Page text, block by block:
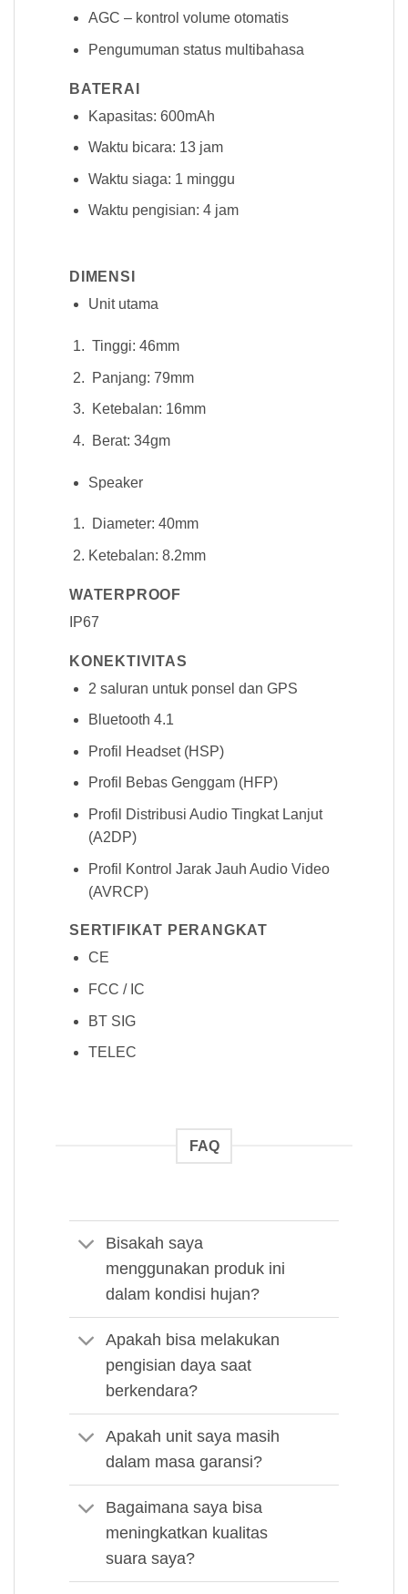
AGC – kontrol volume otomatis
Pengumuman status multibahasa
BATERAI
Kapasitas: 600mAh
Waktu bicara: 13 jam
Waktu siaga: 1 minggu
Waktu pengisian: 4 jam
DIMENSI
Unit utama
Tinggi: 46mm
Panjang: 79mm
Ketebalan: 16mm
Berat: 34gm
Speaker
Diameter: 40mm
Ketebalan: 8.2mm
WATERPROOF
IP67
KONEKTIVITAS
2 saluran untuk ponsel dan GPS
Bluetooth 4.1
Profil Headset (HSP)
Profil Bebas Genggam (HFP)
Profil Distribusi Audio Tingkat Lanjut
(A2DP)
Profil Kontrol Jarak Jauh Audio Video
(AVRCP)
SERTIFIKAT PERANGKAT
CE
FCC / IC
BT SIG
TELEC
FAQ
Bisakah saya
menggunakan produk ini
dalam kondisi hujan?
Apakah bisa melakukan
pengisian daya saat
berkendara?
Apakah unit saya masih
dalam masa garansi?
Bagaimana saya bisa
meningkatkan kualitas
suara saya?